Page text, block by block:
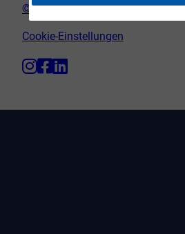
© VR-Immobilien Bonn Rhein-
Cookie-Einstellungen